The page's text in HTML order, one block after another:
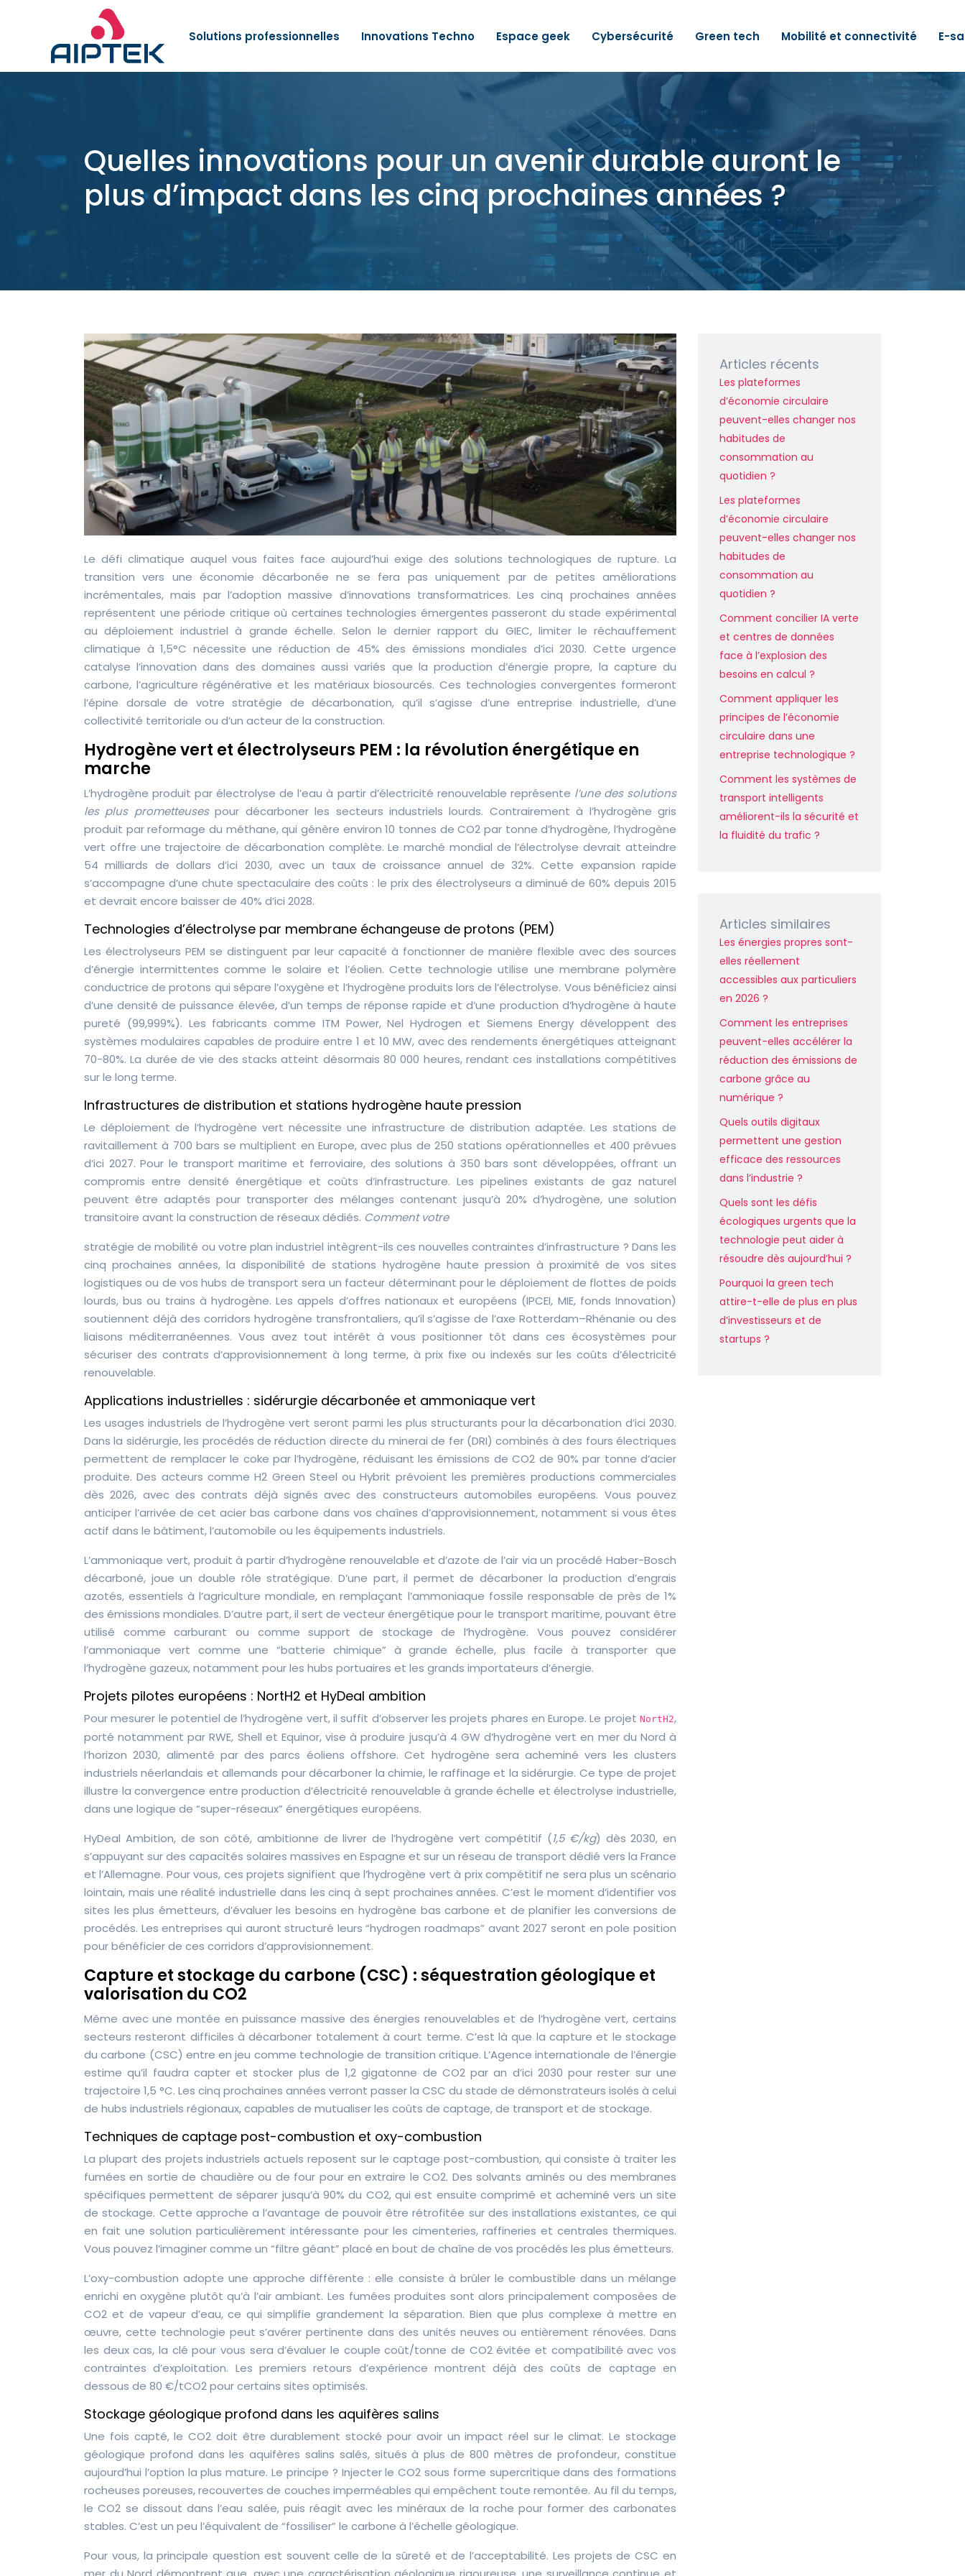
Solutions professionnelles Innovations Techno Espace geek Cybersécurité Green tech Mobilité et connectivité E-
Quelles innovations pour un avenir durable auront le
plus d’impact dans les cinq prochaines années ?
Le défi climatique auquel vous faites face aujourd’hui exige des solutions technologiques de rupture. La
transition vers une économie décarbonée ne se fera pas uniquement par de petites améliorations
incrémentales, mais par l’adoption massive d’innovations transformatrices. Les cinq prochaines années
représentent une période critique où certaines technologies émergentes passeront du stade expérimental
au déploiement industriel à grande échelle. Selon le dernier rapport du GIEC, limiter le réchauffement
climatique à 1,5°C nécessite une réduction de 45% des émissions mondiales d’ici 2030. Cette urgence
catalyse l’innovation dans des domaines aussi variés que la production d’énergie propre, la capture du
carbone, l’agriculture régénérative et les matériaux biosourcés. Ces technologies convergentes formeront
l’épine dorsale de votre stratégie de décarbonation, qu’il s’agisse d’une entreprise industrielle, d’une
collectivité territoriale ou d’un acteur de la construction.
Hydrogène vert et électrolyseurs PEM : la révolution énergétique en
marche
L’hydrogène produit par électrolyse de l’eau à partir d’électricité renouvelable représente l’une des solutions
les plus prometteusespour décarboner les secteurs industriels lourds. Contrairement à l’hydrogène gris
produit par reformage du méthane, qui génère environ 10 tonnes de CO2 par tonne d’hydrogène, l’hydrogène
vert offre une trajectoire de décarbonation complète. Le marché mondial de l’électrolyse devrait atteindre
54 milliards de dollars d’ici 2030, avec un taux de croissance annuel de 32%. Cette expansion rapide
s’accompagne d’une chute spectaculaire des coûts : le prix des électrolyseurs a diminué de 60% depuis 2015
et devrait encore baisser de 40% d’ici 2028.
Technologies d’électrolyse par membrane échangeuse de protons (PEM)
Les électrolyseurs PEM se distinguent par leur capacité à fonctionner de manière flexible avec des sources
d’énergie intermittentes comme le solaire et l’éolien. Cette technologie utilise une membrane polymère
conductrice de protons qui sépare l’oxygène et l’hydrogène produits lors de l’électrolyse. Vous bénéficiez ainsi
d’une densité de puissance élevée, d’un temps de réponse rapide et d’une production d’hydrogène à haute
pureté (99,999%). Les fabricants comme ITM Power, Nel Hydrogen et Siemens Energy développent des
systèmes modulaires capables de produire entre 1 et 10 MW, avec des rendements énergétiques atteignant
70-80%. La durée de vie des stacks atteint désormais 80 000 heures, rendant ces installations compétitives
sur le long terme.
Infrastructures de distribution et stations hydrogène haute pression
Le déploiement de l’hydrogène vert nécessite une infrastructure de distribution adaptée. Les stations de
ravitaillement à 700 bars se multiplient en Europe, avec plus de 250 stations opérationnelles et 400 prévues
d’ici 2027. Pour le transport maritime et ferroviaire, des solutions à 350 bars sont développées, offrant un
compromis entre densité énergétique et coûts d’infrastructure. Les pipelines existants de gaz naturel
peuvent être adaptés pour transporter des mélanges contenant jusqu’à 20% d’hydrogène, une solution
transitoire avant la construction de réseaux dédiés. Comment votre
stratégie de mobilité ou votre plan industriel intègrent-ils ces nouvelles contraintes d’infrastructure ? Dans les
cinq prochaines années, la disponibilité de stations hydrogène haute pression à proximité de vos sites
logistiques ou de vos hubs de transport sera un facteur déterminant pour le déploiement de flottes de poids
lourds, bus ou trains à hydrogène. Les appels d’offres nationaux et européens (IPCEI, MIE, fonds Innovation)
soutiennent déjà des corridors hydrogène transfrontaliers, qu’il s’agisse de l’axe Rotterdam–Rhénanie ou des
liaisons méditerranéennes. Vous avez tout intérêt à vous positionner tôt dans ces écosystèmes pour
sécuriser des contrats d’approvisionnement à long terme, à prix fixe ou indexés sur les coûts d’électricité
renouvelable.
Applications industrielles : sidérurgie décarbonée et ammoniaque vert
Les usages industriels de l’hydrogène vert seront parmi les plus structurants pour la décarbonation d’ici 2030.
Dans la sidérurgie, les procédés de réduction directe du minerai de fer (DRI) combinés à des fours électriques
permettent de remplacer le coke par l’hydrogène, réduisant les émissions de CO2 de 90% par tonne d’acier
produite. Des acteurs comme H2 Green Steel ou Hybrit prévoient les premières productions commerciales
dès 2026, avec des contrats déjà signés avec des constructeurs automobiles européens. Vous pouvez
anticiper l’arrivée de cet acier bas carbone dans vos chaînes d’approvisionnement, notamment si vous êtes
actif dans le bâtiment, l’automobile ou les équipements industriels.
L’ammoniaque vert, produit à partir d’hydrogène renouvelable et d’azote de l’air via un procédé Haber-Bosch
décarboné, joue un double rôle stratégique. D’une part, il permet de décarboner la production d’engrais
azotés, essentiels à l’agriculture mondiale, en remplaçant l’ammoniaque fossile responsable de près de 1%
des émissions mondiales. D’autre part, il sert de vecteur énergétique pour le transport maritime, pouvant être
utilisé comme carburant ou comme support de stockage de l’hydrogène. Vous pouvez considérer
l’ammoniaque vert comme une “batterie chimique” à grande échelle, plus facile à transporter que
l’hydrogène gazeux, notamment pour les hubs portuaires et les grands importateurs d’énergie.
Projets pilotes européens : NortH2 et HyDeal ambition
Pour mesurer le potentiel de l’hydrogène vert, il suffit d’observer les projets phares en Europe. Le projet NortH2,
porté notamment par RWE, Shell et Equinor, vise à produire jusqu’à 4 GW d’hydrogène vert en mer du Nord à
l’horizon 2030, alimenté par des parcs éoliens offshore. Cet hydrogène sera acheminé vers les clusters
industriels néerlandais et allemands pour décarboner la chimie, le raffinage et la sidérurgie. Ce type de projet
illustre la convergence entre production d’électricité renouvelable à grande échelle et électrolyse industrielle,
dans une logique de “super-réseaux” énergétiques européens.
HyDeal Ambition, de son côté, ambitionne de livrer de l’hydrogène vert compétitif (1,5 €/kg) dès 2030, en
s’appuyant sur des capacités solaires massives en Espagne et sur un réseau de transport dédié vers la France
et l’Allemagne. Pour vous, ces projets signifient que l’hydrogène vert à prix compétitif ne sera plus un scénario
lointain, mais une réalité industrielle dans les cinq à sept prochaines années. C’est le moment d’identifier vos
sites les plus émetteurs, d’évaluer les besoins en hydrogène bas carbone et de planifier les conversions de
procédés. Les entreprises qui auront structuré leurs “hydrogen roadmaps” avant 2027 seront en pole position
pour bénéficier de ces corridors d’approvisionnement.
Capture et stockage du carbone (CSC) : séquestration géologique et
valorisation du CO2
Même avec une montée en puissance massive des énergies renouvelables et de l’hydrogène vert, certains
secteurs resteront difficiles à décarboner totalement à court terme. C’est là que la capture et le stockage
du carbone (CSC) entre en jeu comme technologie de transition critique. L’Agence internationale de l’énergie
estime qu’il faudra capter et stocker plus de 1,2 gigatonne de CO2 par an d’ici 2030 pour rester sur une
trajectoire 1,5 °C. Les cinq prochaines années verront passer la CSC du stade de démonstrateurs isolés à celui
de hubs industriels régionaux, capables de mutualiser les coûts de captage, de transport et de stockage.
Techniques de captage post-combustion et oxy-combustion
La plupart des projets industriels actuels reposent sur le captage post-combustion, qui consiste à traiter les
fumées en sortie de chaudière ou de four pour en extraire le CO2. Des solvants aminés ou des membranes
spécifiques permettent de séparer jusqu’à 90% du CO2, qui est ensuite comprimé et acheminé vers un site
de stockage. Cette approche a l’avantage de pouvoir être rétrofitée sur des installations existantes, ce qui
en fait une solution particulièrement intéressante pour les cimenteries, raffineries et centrales thermiques.
Vous pouvez l’imaginer comme un “filtre géant” placé en bout de chaîne de vos procédés les plus émetteurs.
L’oxy-combustion adopte une approche différente : elle consiste à brûler le combustible dans un mélange
enrichi en oxygène plutôt qu’à l’air ambiant. Les fumées produites sont alors principalement composées de
CO2 et de vapeur d’eau, ce qui simplifie grandement la séparation. Bien que plus complexe à mettre en
œuvre, cette technologie peut s’avérer pertinente dans des unités neuves ou entièrement rénovées. Dans
les deux cas, la clé pour vous sera d’évaluer le couple coût/tonne de CO2 évitée et compatibilité avec vos
contraintes d’exploitation. Les premiers retours d’expérience montrent déjà des coûts de captage en
dessous de 80 €/tCO2 pour certains sites optimisés.
Stockage géologique profond dans les aquifères salins
Une fois capté, le CO2 doit être durablement stocké pour avoir un impact réel sur le climat. Le stockage
géologique profond dans les aquifères salins salés, situés à plus de 800 mètres de profondeur, constitue
aujourd’hui l’option la plus mature. Le principe ? Injecter le CO2 sous forme supercritique dans des formations
rocheuses poreuses, recouvertes de couches imperméables qui empêchent toute remontée. Au fil du temps,
le CO2 se dissout dans l’eau salée, puis réagit avec les minéraux de la roche pour former des carbonates
stables. C’est un peu l’équivalent de “fossiliser” le carbone à l’échelle géologique.
Pour vous, la principale question est souvent celle de la sûreté et de l’acceptabilité. Les projets de CSC en
Articles récents
Les plateformes
d’économie circulaire
peuvent-elles changer nos
habitudes de
consommation au
quotidien ?
Les plateformes
d’économie circulaire
peuvent-elles changer nos
habitudes de
consommation au
quotidien ?
Comment concilier IA verte
et centres de données
face à l’explosion des
besoins en calcul ?
Comment appliquer les
principes de l’économie
circulaire dans une
entreprise technologique ?
Comment les systèmes de
transport intelligents
améliorent-ils la sécurité et
la fluidité du trafic ?
Articles similaires
Les énergies propres sont-
elles réellement
accessibles aux particuliers
en 2026 ?
Comment les entreprises
peuvent-elles accélérer la
réduction des émissions de
carbone grâce au
numérique ?
Quels outils digitaux
permettent une gestion
efficace des ressources
dans l’industrie ?
Quels sont les défis
écologiques urgents que la
technologie peut aider à
résoudre dès aujourd’hui ?
Pourquoi la green tech
attire-t-elle de plus en plus
d’investisseurs et de
startups ?